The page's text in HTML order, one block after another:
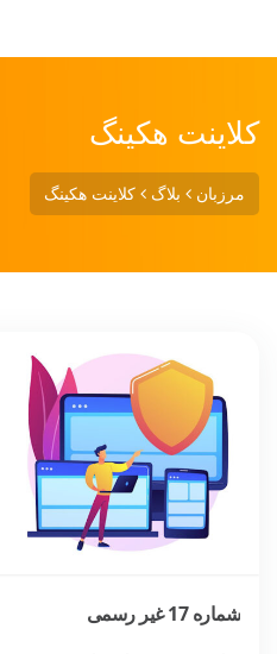
کلاینت هکینگ
مرزبان بلاگ کلاینت هکینگ
شماره 17 غیر رسمی